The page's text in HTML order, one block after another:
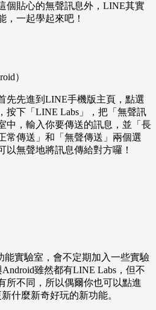
個貼心的無聲訊息外，LINE其實
，一起學起來吧！
）
先先進到LINE手機版主頁，點選
按下「LINE Labs」，把「無聲訊
中，輸入你要傳送的訊息，並「長
常傳送」和「無聲傳送」兩個選
以無聲地將訊息傳給對方囉！
能實驗室，會不定期加入一些實驗
雖然都有LINE Labs，但不
所不同，所以偶爾你也可以點進
什麼新奇好玩的新功能。